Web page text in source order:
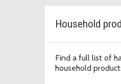
Household
Find a full list of
household